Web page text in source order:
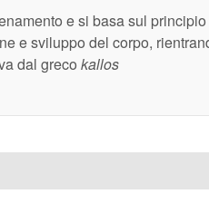
e si basa sul
e sviluppo del corpo,
dal greco kallos